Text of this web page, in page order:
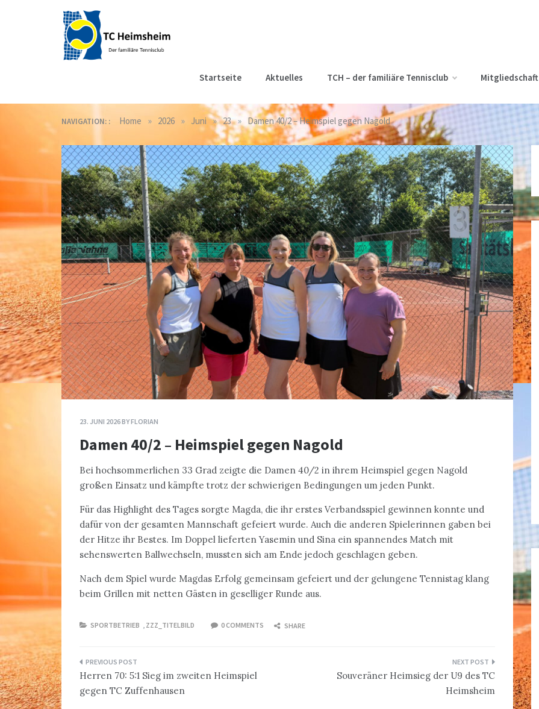
Startseite Aktuelles TCH – der familiäre Tennisclub Mitgliedschaft
NAVIGATION: : Home » 2026 » Juni » 23 » Damen 40/2 – Heimspiel gegen Nagold
23. JUNI 2026BYFLORIAN
Damen 40/2 – Heimspiel gegen Nagold
Bei hochsommerlichen 33 Grad zeigte die Damen 40/2 in ihrem Heimspiel gegen Nagold
großen Einsatz und kämpfte trotz der schwierigen Bedingungen um jeden Punkt.
Für das Highlight des Tages sorgte Magda, die ihr erstes Verbandsspiel gewinnen konnte und
dafür von der gesamten Mannschaft gefeiert wurde. Auch die anderen Spielerinnen gaben bei
der Hitze ihr Bestes. Im Doppel lieferten Yasemin und Sina ein spannendes Match mit
sehenswerten Ballwechseln, mussten sich am Ende jedoch geschlagen geben.
Nach dem Spiel wurde Magdas Erfolg gemeinsam gefeiert und der gelungene Tennistag klang
beim Grillen mit netten Gästen in geselliger Runde aus.
SPORTBETRIEB ZZZ_TITELBILD 0 COMMENTS SHARE
Beitragsnavigation
Herren 70: 5:1 Sieg im zweiten Heimspiel
gegen TC Zuffenhausen
Souveräner Heimsieg der U9 des TC
Heimsheim